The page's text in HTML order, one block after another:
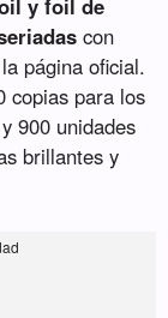
y foil de
con
página oficial.
copias para los
900 unidades
brillantes y